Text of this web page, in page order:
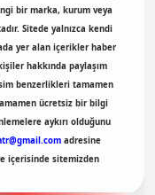
bir marka, kurum veya
Sitede yalnızca kendi
yer alan içerikler haber
hakkında paylaşım
benzerlikleri tamamen
ücretsiz bir bilgi
aykırı olduğunu
adresine
içerisinde sitemizden